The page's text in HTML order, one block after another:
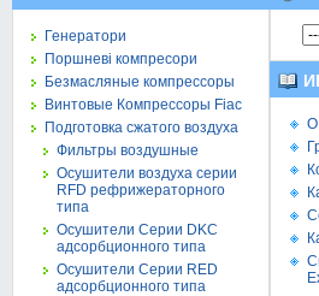
Генератори
Поршневі компресори
Безмасляные компрессоры
Винтовые Компрессоры Fiac
Подготовка сжатого воздуха
Фильтры воздушные
Осушители воздуха серии
RFD рефрижераторного
типа
Осушители Серии DKC
адсорбционного типа
Осушители Серии RED
адсорбционного типа
О